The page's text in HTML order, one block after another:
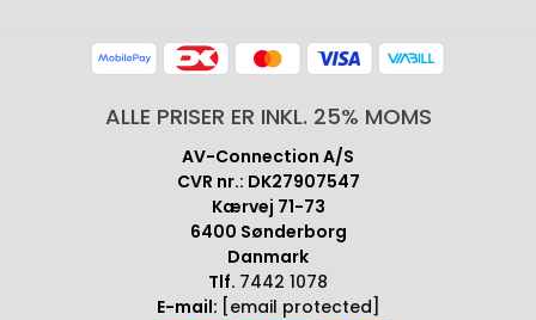
ALLE PRISER ER INKL. 25% MOMS
AV-Connection A/S
CVR nr.: DK27907547
Kærvej 71-73
6400 Sønderborg
Danmark
Tlf. 7442 1078
E-mail: [email protected]